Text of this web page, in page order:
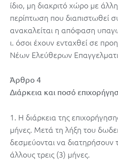
ίδιο, μη διακριτό χώρο με
περίπτωση που διαπιστωθεί
ανακαλείται η απόφαση
ι. όσοι έχουν ενταχθεί σε
Νέων Ελεύθερων
Άρθρο 4
Διάρκεια και ποσό
1. Η διάρκεια της
μήνες. Μετά τη λήξη του
δεσμεύονται να διατηρήσουν
άλλους τρεις (3) μήνες.